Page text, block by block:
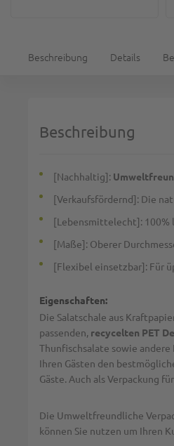
Beschreibung Details
Beschreibung
[Nachhaltig]:
[Verkaufsfördernd]: Die
[Lebensmittelecht]: 100%
[Maße]: Oberer
[Flexibel einsetzbar]: Für
Eigenschaften:
Die Salatschale aus
passenden, recycelten PET
Thunfischsalate sowie
Ihren Gästen den
Gäste. Auch als Verpackung
Die Umweltfreundliche
können Sie nutzen um Ihren